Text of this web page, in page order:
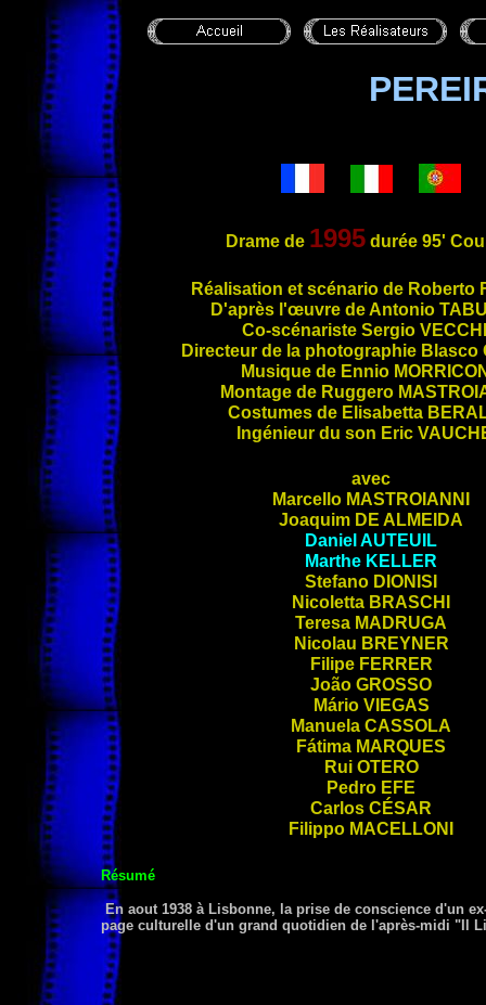
Drame de 1995 durée 95'
Réalisation et scénario de Roberto
D'après l'œuvre de Antonio
Co-scénariste Sergio
Directeur de la photographie Blasco
Musique de Ennio
Montage de Ruggero
Costumes de Elisabetta
Ingénieur du son Eric
avec
Marcello MASTROIANNI
Joaquim DE ALMEIDA
DanielAUTEUIL
Marthe KELLER
Stefano DIONISI
Nicoletta BRASCHI
Teresa MADRUGA
Nicolau BREYNER
Filipe FERRER
João GROSSO
Mário VIEGAS
Manuela CASSOLA
Fátima MARQUES
Rui OTERO
Pedro EFE
Carlos CÉSAR
Filippo MACELLONI
Résumé
En aout 1938 à Lisbonne, la prise de conscience d'un
page culturelle d'un grand quotidien de l'après-midi "Il